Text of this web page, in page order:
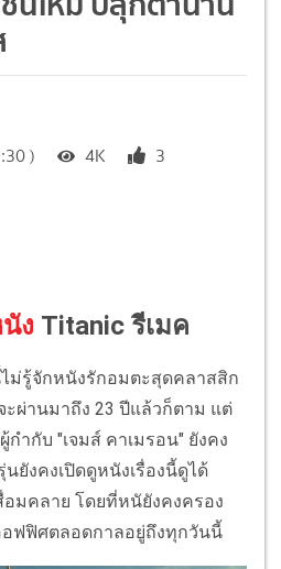
) 4K 3
ง Titanic รีเมค
ม่รู้จักหนังรักอมตะสุดคลาสสิก
ะผ่านมาถึง 23 ปีแล้วก็ตาม แต่
ำกับ "เจมส์ คาเมรอน" ยังคง
ยังคงเปิดดูหนังเรื่องนี้ดูได้
อมคลาย โดยที่หนัยังคงครอง
ฟฟิศตลอดกาลอยู่ถึงทุกวันนี้